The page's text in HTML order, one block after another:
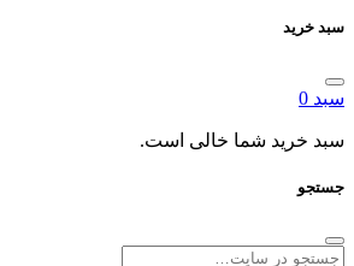
شما خالی است.